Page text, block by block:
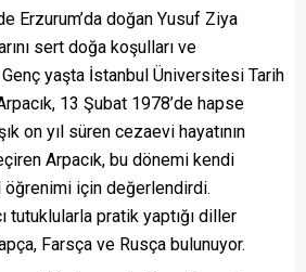
Erzurum’da doğan Yusuf Ziya
sert doğa koşulları ve
yaşta İstanbul Üniversitesi Tarih
13 Şubat 1978’de hapse
on yıl süren cezaevi hayatının
Arpacık, bu dönemi kendi
öğrenimi için değerlendirdi.
tutuklularla pratik yaptığı diller
Farsça ve Rusça bulunuyor.